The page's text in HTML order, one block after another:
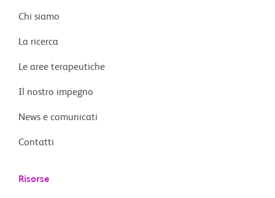
Chi siamo
La ricerca
Le aree terapeutiche
Il nostro impegno
News e comunicati
Contatti
Risorse